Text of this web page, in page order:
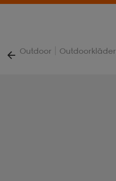
Outdoor | Outdoorkläder